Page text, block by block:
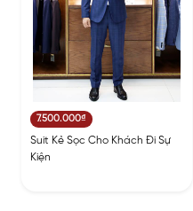
7.500.000₫
Suit Kẻ Sọc Cho Khách Đi Sự
Kiện